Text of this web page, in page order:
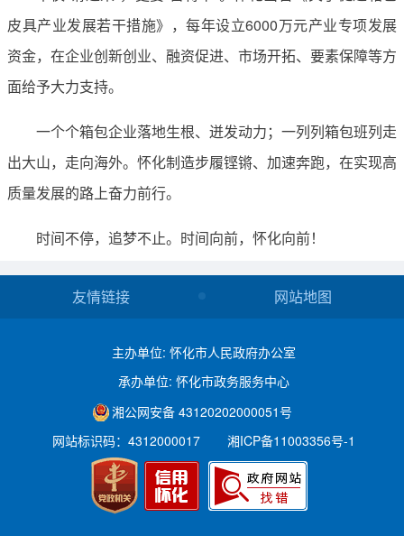
皮具产业发展若干措施》，每年设立6000万元产业专项发展
资金，在企业创新创业、融资促进、市场开拓、要素保障等方
面给予大力支持。
一个个箱包企业落地生根、迸发动力；一列列箱包班列走
出大山，走向海外。怀化制造步履铿锵、加速奔跑，在实现高
质量发展的路上奋力前行。
时间不停，追梦不止。时间向前，怀化向前！
友情链接 网站地图
主办单位: 怀化市人民政府办公室
承办单位: 怀化市政务服务中心
湘公网安备 43120202000051号
网站标识码：4312000017
湘ICP备11003356号-1